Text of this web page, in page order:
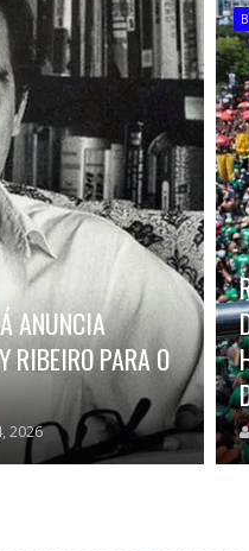
ANUNCIA
RIBEIRO PARA O
2026